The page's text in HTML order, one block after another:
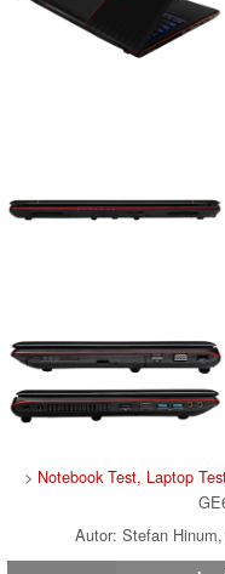
> Notebook Test, Laptop
Autor: Stefan